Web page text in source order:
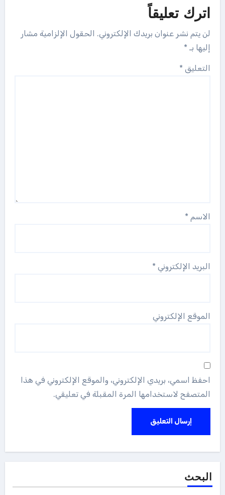
اترك تعليقاً
لن يتم نشر عنوان بريدك الإلكتروني.
الحقول الإلزامية مشار
إليها بـ *
التعليق *
الاسم *
البريد الإلكتروني *
الموقع الإلكتروني
احفظ اسمي، بريدي الإلكتروني، والموقع الإلكتروني في هذا
المتصفح لاستخدامها المرة المقبلة في تعليقي.
البحث